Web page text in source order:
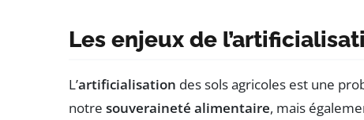
Les enjeux de
L’artificialisation des sols agricoles est une
notre souveraineté alimentaire, mais